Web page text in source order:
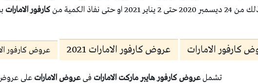
ديسمبر 2020 حتى 2 يناير 2021 او حتى نفاذ الكمية من
كارفور الامارات
كارفور الامارات عروض كارفور الامارات 2021 عروض كارفور
تشملعروض كارفور هايبر ماركت الامارات فىعروض الاماراتعلى